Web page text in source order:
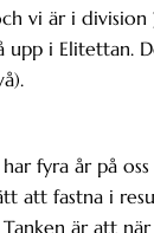
vi är i
upp i
fyra år på
att fastna i
är att